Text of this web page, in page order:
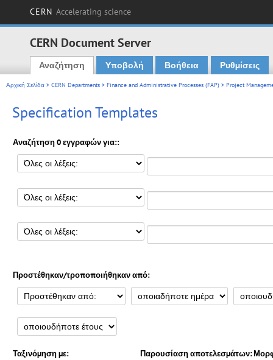
CERN Accelerating science
CERN Document Server
Main menu
Αναζήτηση Υποβολή Βοήθεια Ρυθμίσεις
Αρχική Σελίδα > CERN Departments > Finance and Administrative Processes (FAP) > Project
Specification Templates
Αναζήτηση 0 εγγραφών για::
Προστέθηκαν/τροποποιήθηκαν από:
Ταξινόμηση με: Παρουσίαση αποτελεσμάτων: